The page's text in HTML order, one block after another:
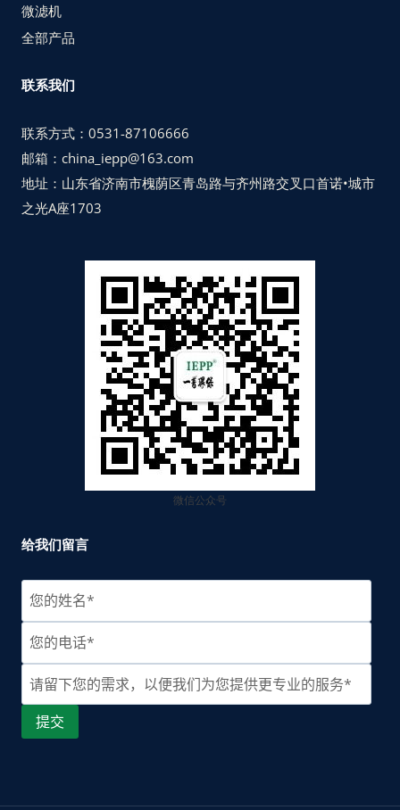
微滤机
全部产品
联系我们
联系方式：0531-87106666
邮箱：china_iepp@163.com
地址：山东省济南市槐荫区青岛路与齐州路交叉口首诺•城市
之光A座1703
微信公众号
给我们留言